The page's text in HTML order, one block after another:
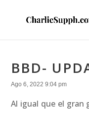
BBD-
Ago 6, 2022 9:04 pm
Al igual que el gran